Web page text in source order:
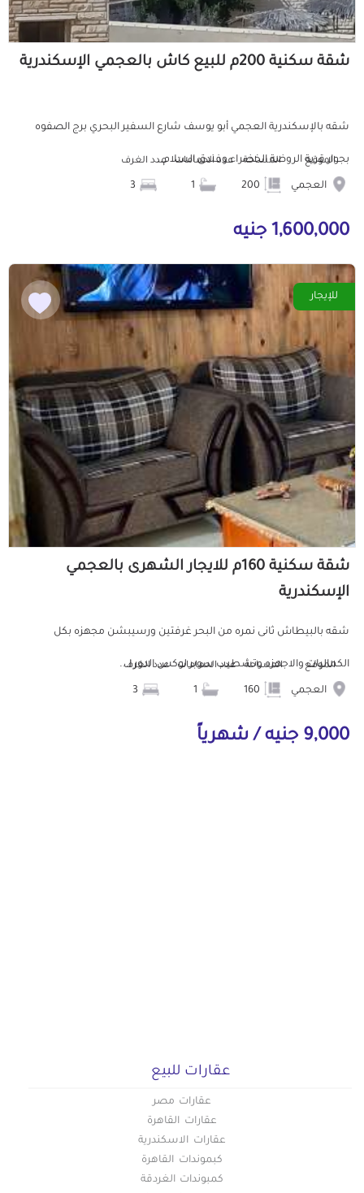
شقة سكنية 200م للبيع كاش بالعجمي الإسكندرية
شقه بالإسكندرية العجمي أبو يوسف شارع السفير البحري برج الصفوه
بجوار قرية الروضة الخضراء وفندق السلام...
الموقع
العجمي
المساحة عدد الحمامات عدد الغرف
1,600,000 جنيه
للإيجار
شقة سكنية 160م للايجار الشهرى بالعجمي
الإسكندرية
شقه بالبيطاش ثانى نمره من البحر غرفتين ورسيبشن مجهزه بكل
الكماليات والاجهزه وتشطيب سوبر لوكس الدور ا...
الموقع
العجمي
المساحة عدد الحمامات عدد الغرف
9,000 جنيه / شهرياً
عقارات للبيع
عقارات مصر
عقارات القاهرة
عقارات الاسكندرية
كبموندات القاهرة
كمبوندات الغردقة